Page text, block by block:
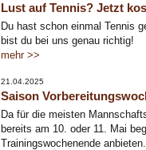
Lust auf Tennis? Jetzt
Du hast schon einmal Tennis
bist du bei uns genau richtig!
mehr >>
21.04.2025
Saison
Da für die meisten
bereits am 10. oder 11. Mai
Trainingswochenende